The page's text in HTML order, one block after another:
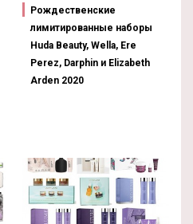
Рождественские
лимитированные наборы
Huda Beauty, Wella, Ere
Perez, Darphin и Elizabeth
Arden 2020